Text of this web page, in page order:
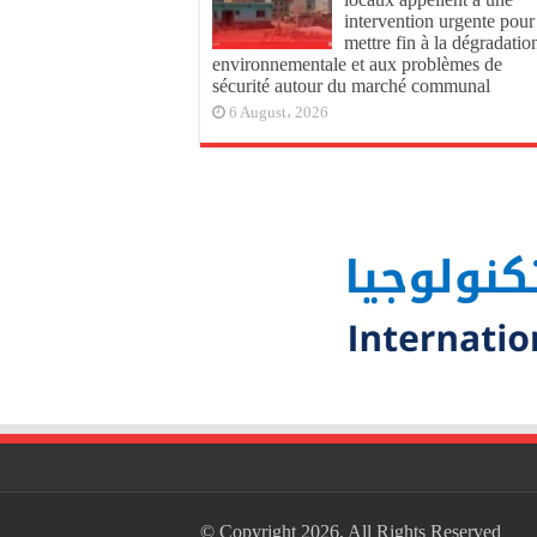
intervention urgente pour
mettre fin à la
environnementale et aux problèmes de
sécurité autour du marché communal
6 August، 2026
© Copyright 2026, All Rights Reserved